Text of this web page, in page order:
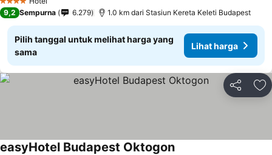
4 Bintang
9,2 Sempurna 6.279 1.0 km dari Stasiun Kereta Keleti Budapest
Pilih tanggal untuk melihat harga yang
sama
Lihat harga
Bagikan
easyHotel Budapest Oktogon